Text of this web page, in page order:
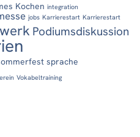
Kochen integration
jobs Karrierestart Karrierestart
Podiumsdiskussion
sprache
Vokabeltraining